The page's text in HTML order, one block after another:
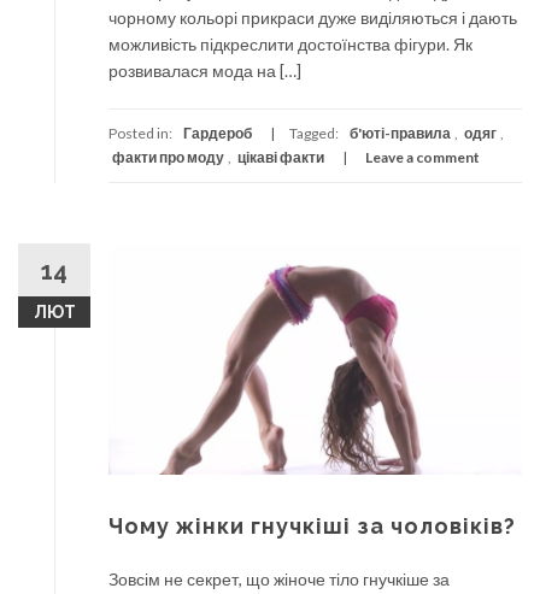
чорному кольорі прикраси дуже виділяються і дають
можливість підкреслити достоїнства фігури. Як
розвивалася мода на […]
Posted in: Гардероб Tagged: б'юті-правила , одяг ,
факти про моду , цікаві факти Leave a comment
14
ЛЮТ
Чому жінки гнучкіші за чоловіків?
Зовсім не секрет, що жіноче тіло гнучкіше за